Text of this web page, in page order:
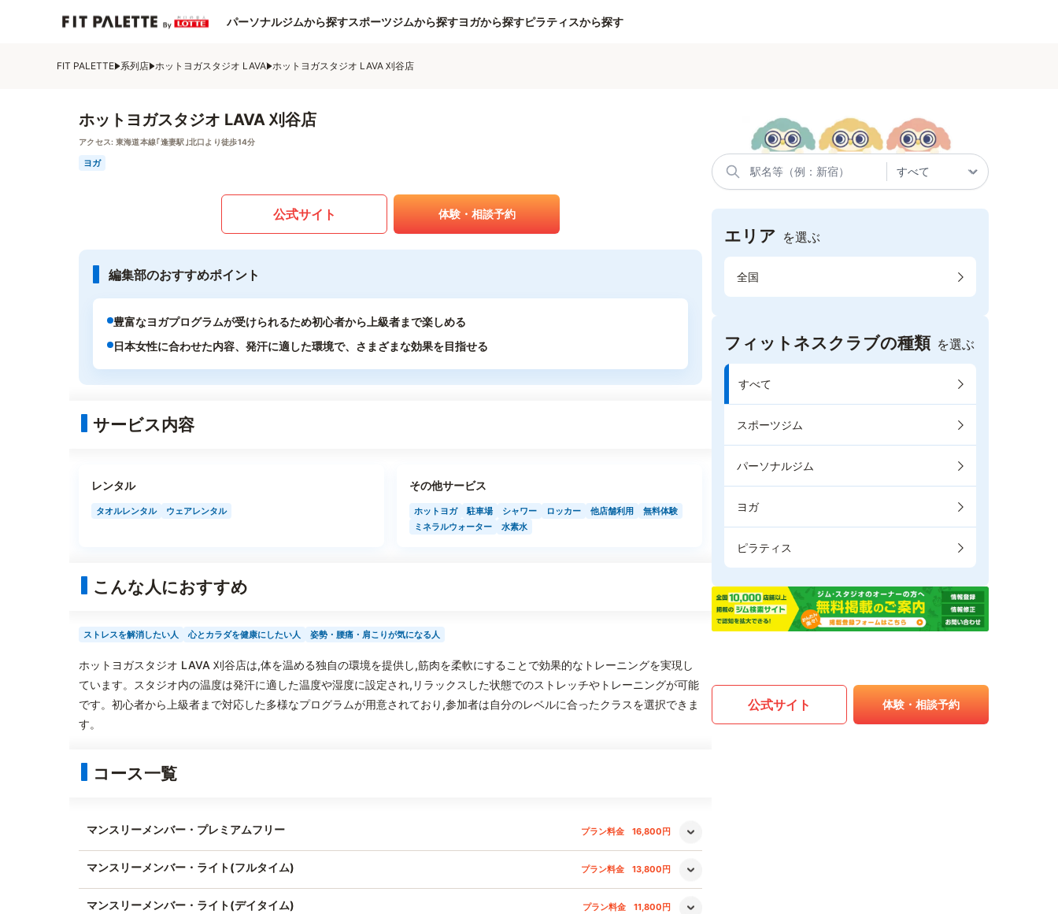
パーソナルジムから探すスポーツジムから探すヨガから探すピラティスから探す
FIT PALETTE 系列店 ホットヨガスタジオ LAVA ホットヨガスタジオ LAVA 刈谷店
ホットヨガスタジオ LAVA 刈谷店
アクセス: 東海道本線｢逢妻駅｣北口より徒歩14分
ヨガ
公式サイト 体験・相談予約
編集部のおすすめポイント
豊富なヨガプログラムが受けられるため初心者から上級者まで楽しめる
日本女性に合わせた内容、発汗に適した環境で、さまざまな効果を目指せる
サービス内容
レンタル
タオルレンタル ウェアレンタル
その他サービス
ホットヨガ 駐車場 シャワー ロッカー 他店舗利用
無料体験
ミネラルウォーター
水素水
こんな人におすすめ
ストレスを解消したい人 心とカラダを健康にしたい人 姿勢・腰痛・肩こりが気になる人
ホットヨガスタジオ LAVA 刈谷店は,体を温める独自の環境を提供し,筋肉を柔軟にすることで効果的なトレーニングを実現し
ています。スタジオ内の温度は発汗に適した温度や湿度に設定され,リラックスした状態でのストレッチやトレーニングが可能
です。初心者から上級者まで対応した多様なプログラムが用意されており,参加者は自分のレベルに合ったクラスを選択できま
す。
コース一覧
マンスリーメンバー・プレミアムフリー プラン料金 16,800円
マンスリーメンバー・ライト(フルタイム) プラン料金 13,800円
マンスリーメンバー・ライト(デイタイム) プラン料金 11,800円
エリア を選ぶ
全国
フィットネスクラブの種類 を選ぶ
すべて
スポーツジム
パーソナルジム
ヨガ
ピラティス
公式サイト 体験・相談予約